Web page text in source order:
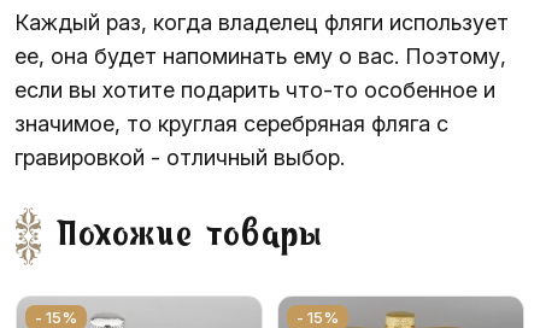
Каждый раз, когда владелец фляги использует
ее, она будет напоминать ему о вас. Поэтому,
если вы хотите подарить что-то особенное и
значимое, то круглая серебряная фляга с
гравировкой - отличный выбор.
Похожие товары
- 15%
- 15%